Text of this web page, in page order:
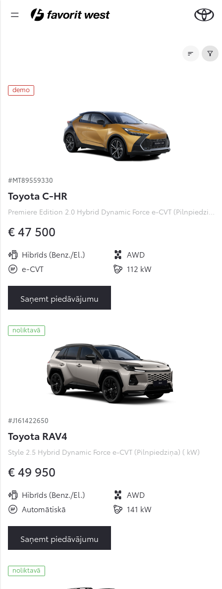
demo
#MT89559330
Toyota C-HR
Premiere Edition 2.0 Hybrid Dynamic Force e-CVT (Pilnpiedziņa) (112 kW)
€ 47 500
Hibrīds (Benz./El.)
AWD
e-CVT
112 kW
Saņemt piedāvājumu
noliktavā
#J161422650
Toyota RAV4
Style 2.5 Hybrid Dynamic Force e-CVT (Pilnpiedziņa) ( kW)
€ 49 950
Hibrīds (Benz./El.)
AWD
Automātiskā
141 kW
Saņemt piedāvājumu
noliktavā